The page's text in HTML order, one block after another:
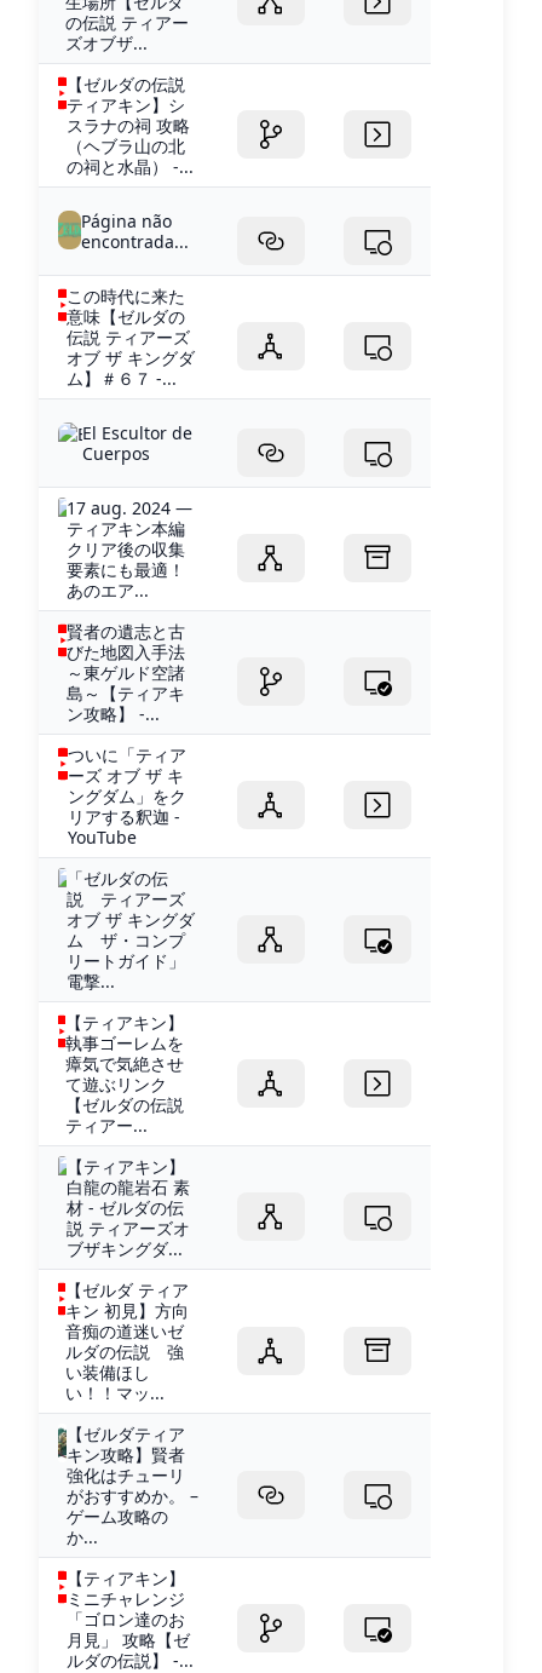
の伝説 ティアー
ズオブザ...
【ゼルダの伝説
ティアキン】シ
スラナの祠 攻略
（ヘブラ山の北
の祠と水晶） -...
Página não
encontrada...
この時代に来た
意味【ゼルダの
伝説 ティアーズ
オブ ザ キングダ
ム】＃６７ -...
El Escultor de
Cuerpos
17 aug. 2024 —
ティアキン本編
クリア後の収集
要素にも最適！
あのエア...
賢者の遺志と古
びた地図入手法
～東ゲルド空諸
島～【ティアキ
ン攻略】 -...
ついに「ティア
ーズ オブ ザ キ
ングダム」をク
リアする釈迦 -
YouTube
「ゼルダの伝
説 ティアーズ
オブ ザ キングダ
ム ザ・コンプ
リートガイド」
電撃...
【ティアキン】
執事ゴーレムを
瘴気で気絶させ
て遊ぶリンク
【ゼルダの伝説
ティアー...
【ティアキン】
白龍の龍岩石 素
材 - ゼルダの伝
説 ティアーズオ
ブザキングダ...
【ゼルダ ティア
キン 初見】方向
音痴の道迷いゼ
ルダの伝説 強
い装備ほし
い！！マッ...
【ゼルダティア
キン攻略】賢者
強化はチューリ
がおすすめか。 –
ゲーム攻略の
か...
【ティアキン】
ミニチャレンジ
「ゴロン達のお
月見」 攻略【ゼ
ルダの伝説】 -...